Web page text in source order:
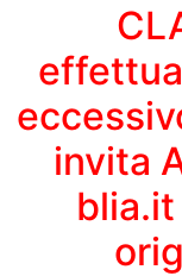
invita